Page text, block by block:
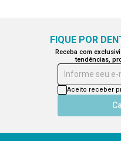
FIQUE POR
Receba com
tendências,
Informe seu e-
Aceito receber